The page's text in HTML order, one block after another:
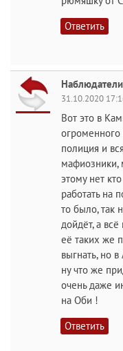
Ответить
Наблюдатели
31.10.2020
Вот это в
огроменного
полиция и
мафиозники,
этому нет
работать на
то было, так
дойдёт, а
её таких же
выгнать, но
ну что же
очень даже
на Оби !
Ответить